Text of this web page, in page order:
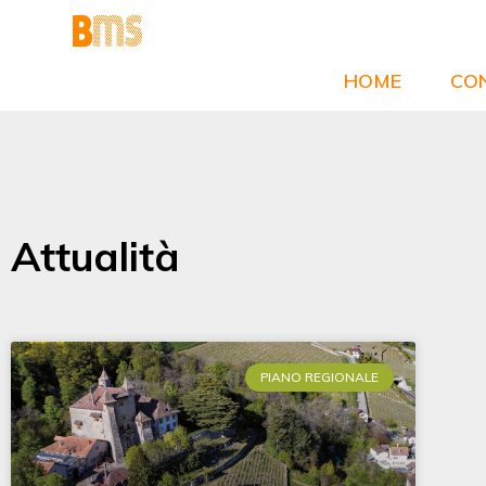
HOME
Attualità
PIANO REGIONALE